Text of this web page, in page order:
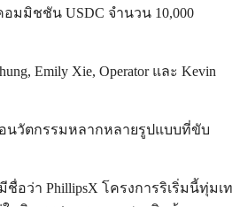
มมิชชัน USDC จำนวน 10,000
Emily Xie, Operator และ Kevin
นวัตกรรมหลากหลายรูปแบบที่ขับ
อว่า PhillipsX โครงการริเริ่มนี้ทุ่มเท